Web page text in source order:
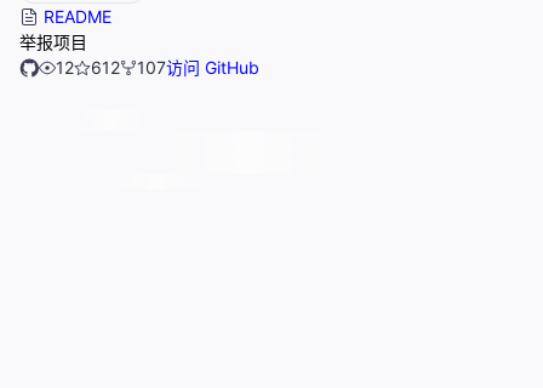
README
举报项目
12
612 107访问 GitHub